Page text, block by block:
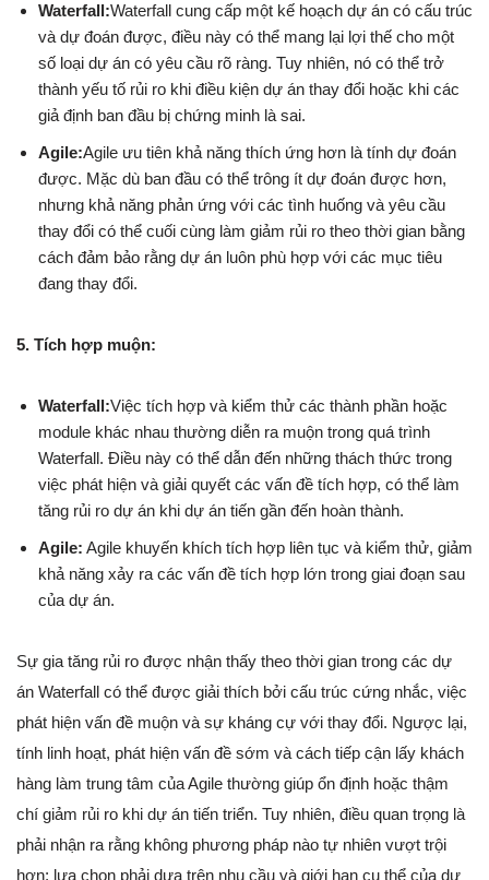
Waterfall:Waterfall cung cấp một kế hoạch dự án có cấu trúc
và dự đoán được, điều này có thể mang lại lợi thế cho một
số loại dự án có yêu cầu rõ ràng. Tuy nhiên, nó có thể trở
thành yếu tố rủi ro khi điều kiện dự án thay đổi hoặc khi các
giả định ban đầu bị chứng minh là sai.
Agile:Agile ưu tiên khả năng thích ứng hơn là tính dự đoán
được. Mặc dù ban đầu có thể trông ít dự đoán được hơn,
nhưng khả năng phản ứng với các tình huống và yêu cầu
thay đổi có thể cuối cùng làm giảm rủi ro theo thời gian bằng
cách đảm bảo rằng dự án luôn phù hợp với các mục tiêu
đang thay đổi.
5. Tích hợp muộn:
Waterfall:Việc tích hợp và kiểm thử các thành phần hoặc
module khác nhau thường diễn ra muộn trong quá trình
Waterfall. Điều này có thể dẫn đến những thách thức trong
việc phát hiện và giải quyết các vấn đề tích hợp, có thể làm
tăng rủi ro dự án khi dự án tiến gần đến hoàn thành.
Agile: Agile khuyến khích tích hợp liên tục và kiểm thử, giảm
khả năng xảy ra các vấn đề tích hợp lớn trong giai đoạn sau
của dự án.
Sự gia tăng rủi ro được nhận thấy theo thời gian trong các dự
án Waterfall có thể được giải thích bởi cấu trúc cứng nhắc, việc
phát hiện vấn đề muộn và sự kháng cự với thay đổi. Ngược lại,
tính linh hoạt, phát hiện vấn đề sớm và cách tiếp cận lấy khách
hàng làm trung tâm của Agile thường giúp ổn định hoặc thậm
chí giảm rủi ro khi dự án tiến triển. Tuy nhiên, điều quan trọng là
phải nhận ra rằng không phương pháp nào tự nhiên vượt trội
hơn; lựa chọn phải dựa trên nhu cầu và giới hạn cụ thể của dự